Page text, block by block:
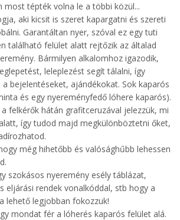
tépték volna le a többi közül...
aki kicsit is szeret kapargatni és szereti
Garantáltan nyer, szóval ez egy tuti
található felület alatt rejtőzik az általad
Bármilyen alkalomhoz igazodik,
leleplezést segít tálalni, így
bejelentéseket, ajándékokat. Sok kaparós
és egy nyereményfedő lóhere kaparós).
felkérők hátán grafitceruzával jelezzük, mi
így tudod majd megkülönböztetni őket,
még hihetőbb és valósághűbb lehessen
szokásos nyeremény esély táblázat,
eljárási rendek vonalkóddal, stb hogy a
lehető legjobban fokozzuk!
mondat fér a lóherés kaparós felület alá.